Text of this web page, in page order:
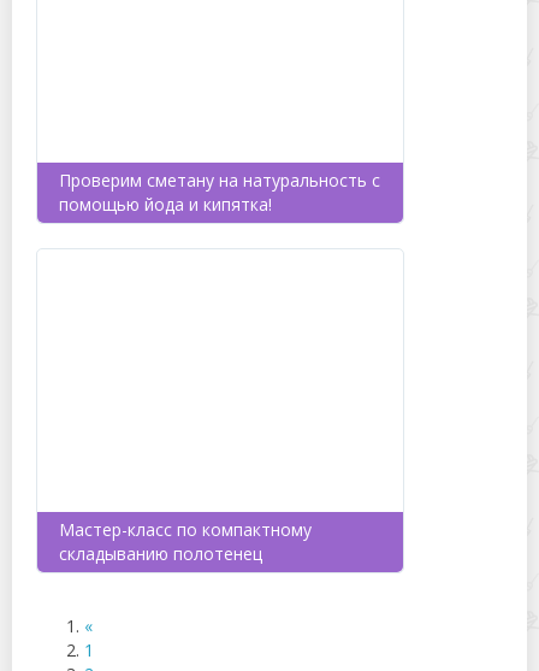
Проверим сметану на натуральность с
помощью йода и кипятка!
Мастер-класс по компактному
складыванию полотенец
«
1